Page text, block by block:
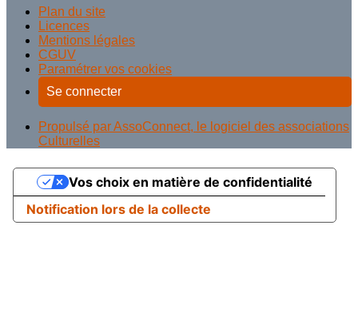
Plan du site
Licences
Mentions légales
CGUV
Paramétrer vos cookies
Se connecter
Propulsé par AssoConnect, le logiciel des associations
Culturelles
Notification lors de la collecte
Vos choix en matière de confidentialité